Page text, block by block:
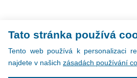
Tato stránka používá
Tento web používá k personalizaci
najdete v našich zásadách používání